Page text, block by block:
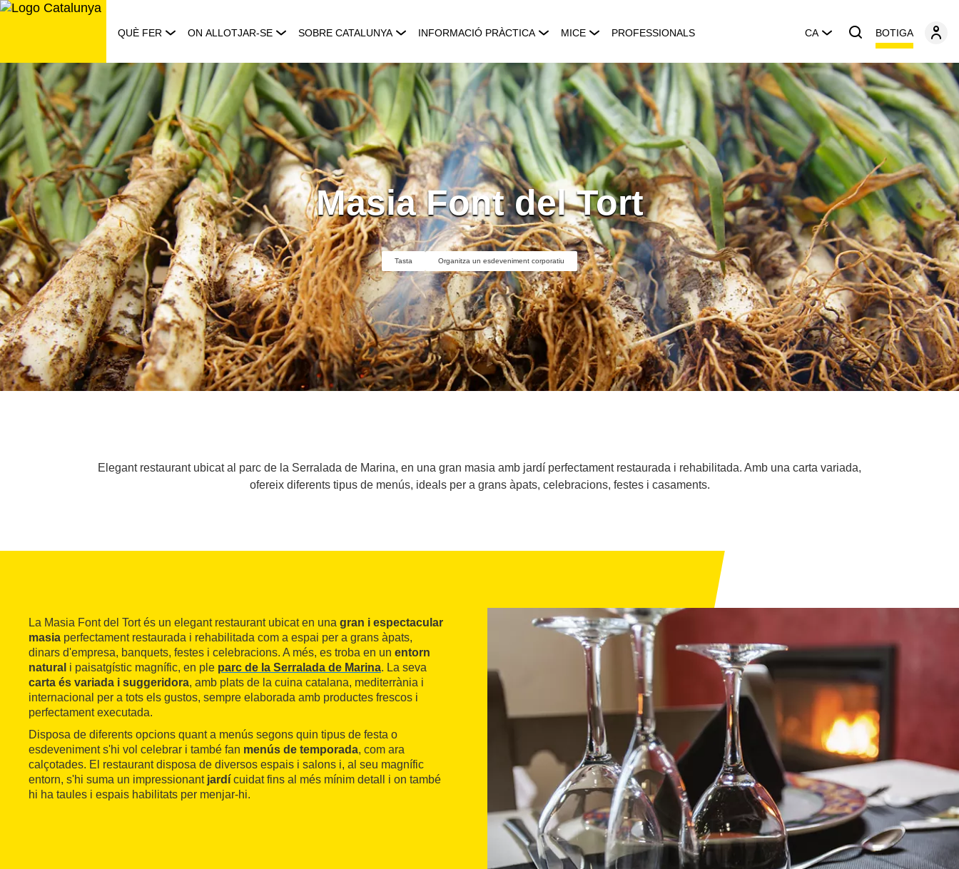
Saltar
QUÈ FER ON ALLOTJAR-SE SOBRE CATALUNYA INFORMACIÓ PRÀCTICA MICE PROFESSIONALS CA BOTIGA
Masia Font del Tort
Tasta Organitza un esdeveniment corporatiu
Elegant restaurant ubicat al parc de la Serralada de Marina, en una gran masia amb jardí perfectament restaurada i rehabilitada. Amb una carta variada,
ofereix diferents tipus de menús, ideals per a grans àpats, celebracions, festes i casaments.
La Masia Font del Tort és un elegant restaurant ubicat en una gran i espectacular
masia perfectament restaurada i rehabilitada com a espai per a grans àpats,
dinars d'empresa, banquets, festes i celebracions. A més, es troba en un entorn
natural i paisatgístic magnífic, en ple parc de la Serralada de Marina. La seva
carta és variada i suggeridora, amb plats de la cuina catalana, mediterrània i
internacional per a tots els gustos, sempre elaborada amb productes frescos i
perfectament executada.
Disposa de diferents opcions quant a menús segons quin tipus de festa o
esdeveniment s'hi vol celebrar i també fan menús de temporada, com ara
calçotades. El restaurant disposa de diversos espais i salons i, al seu magnífic
entorn, s'hi suma un impressionant jardí cuidat fins al més mínim detall i on també
hi ha taules i espais habilitats per menjar-hi.